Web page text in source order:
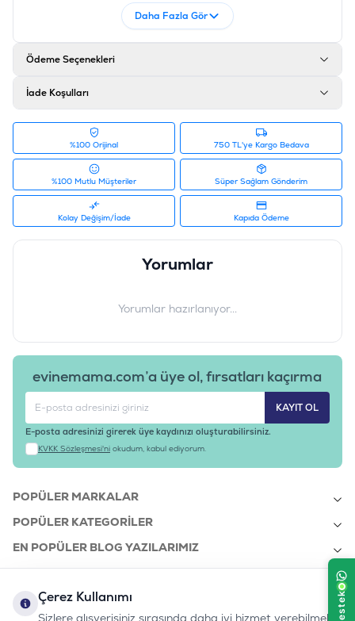
Tedarikçi Ürün Kodu
: BPA-BKM-332
Daha Fazla Gör
Ödeme Seçenekleri
İade Koşulları
%100 Orijinal 750 TL'ye Kargo Bedava
%100 Mutlu Müşteriler Süper Sağlam Gönderim
Kolay Değişim/İade Kapıda Ödeme
Yorumlar
Yorumlar hazırlanıyor...
evinemama.com’a üye ol, fırsatları kaçırma
KAYIT OL
E-posta adresinizi girerek üye kaydınızı oluşturabilirsiniz.
KVKK Sözleşmesi'ni okudum, kabul ediyorum.
POPÜLER MARKALAR
POPÜLER KATEGORILER
EN POPÜLER BLOG YAZILARIMIZ
KURUMSAL
Çerez Kullanımı
Sizlere alışverişiniz sırasında daha iyi hizmet verebilmek